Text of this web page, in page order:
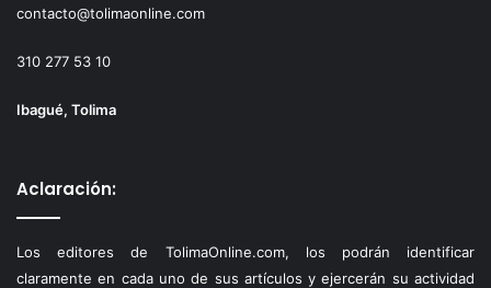
contacto@tolimaonline.com
310 277 53 10
Ibagué, Tolima
Aclaración:
Los editores de TolimaOnline.com, los podrán identificar
claramente en cada uno de sus artículos y ejercerán su actividad